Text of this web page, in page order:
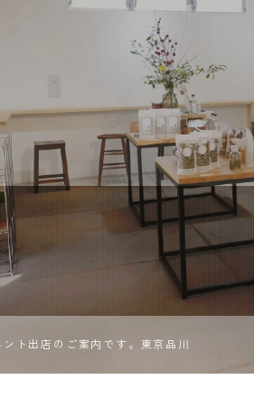
ント出店のご案内です。東京品川